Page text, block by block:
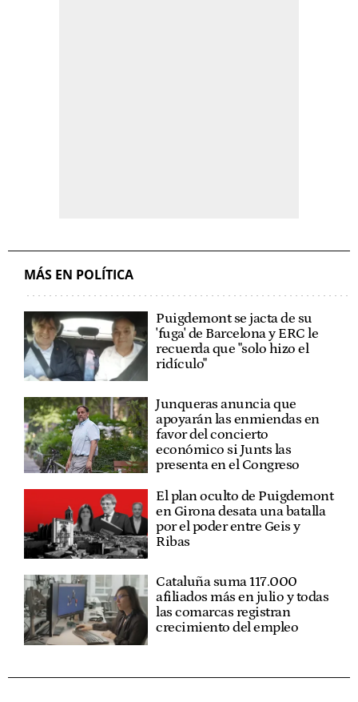
MÁS EN POLÍTICA
Puigdemont se jacta de su
'fuga' de Barcelona y ERC le
recuerda que "solo hizo el
ridículo"
Junqueras anuncia que
apoyarán las enmiendas en
favor del concierto
económico si Junts las
presenta en el Congreso
El plan oculto de Puigdemont
en Girona desata una batalla
por el poder entre Geis y
Ribas
Cataluña suma 117.000
afiliados más en julio y todas
las comarcas registran
crecimiento del empleo